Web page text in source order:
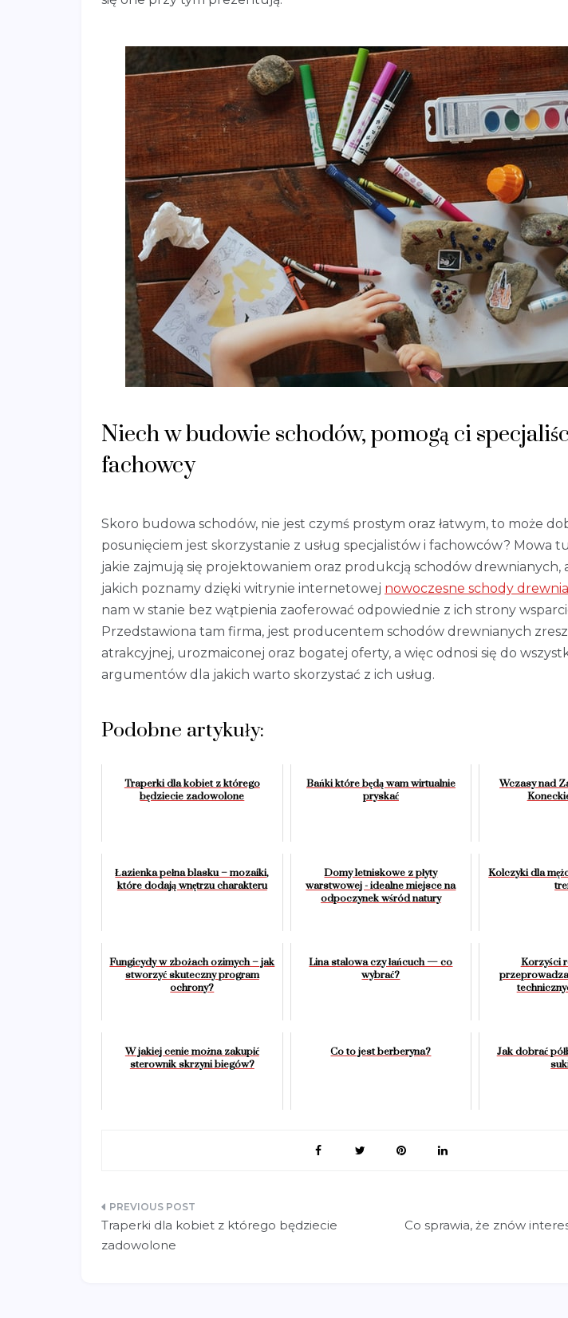
Niech w budowie schodów, pomogą ci
fachowcy
Skoro budowa schodów, nie jest czymś prostym oraz łatwym, to może
posunięciem jest skorzystanie z usług specjalistów i fachowców? Mowa
jakie zajmują się projektowaniem oraz produkcją schodów drewnianych,
jakich poznamy dzięki witrynie internetowej nowoczesne schody
nam w stanie bez wątpienia zaoferować odpowiednie z ich strony
Przedstawiona tam firma, jest producentem schodów drewnianych
atrakcyjnej, urozmaiconej oraz bogatej oferty, a więc odnosi się do
argumentów dla jakich warto skorzystać z ich usług.
Podobne artykuły:
Traperki dla kobiet z którego
będziecie zadowolone
Bańki które będą wam wirtualnie
pryskać
Wczasy nad
Łazienka pełna blasku – mozaiki,
które dodają wnętrzu charakteru
Domy letniskowe z płyty
warstwowej - idealne miejsce na
odpoczynek wśród natury
Kolczyki dla
Fungicydy w zbożach ozimych – jak
stworzyć skuteczny program
ochrony?
Lina stalowa czy łańcuch — co
wybrać?
Korzyści
W jakiej cenie można zakupić
sterownik skrzyni biegów?
Co to jest berberyna?
Jak dobrać
Nawigacja
wpisu
Traperki dla kobiet z którego będziecie
zadowolone
Co sprawia, że znów